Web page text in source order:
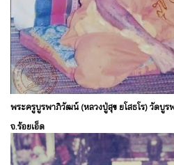
พระครูบูรพาภิวัฒน์ (หลวงปู่สุข ยโสธโร) วัดบูร
จ.ร้อยเอ็ด